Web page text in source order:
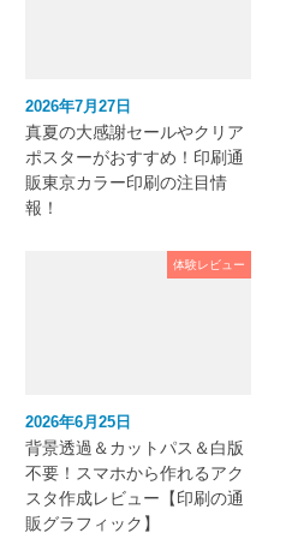
2026年7月27日
真夏の大感謝セールやクリア
ポスターがおすすめ！印刷通
販東京カラー印刷の注目情
報！
体験レビュー
2026年6月25日
背景透過＆カットパス＆白版
不要！スマホから作れるアク
スタ作成レビュー【印刷の通
販グラフィック】